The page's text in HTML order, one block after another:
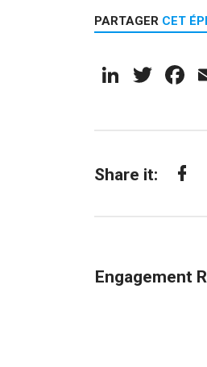
PARTAGER CET
Share it:
Engagement